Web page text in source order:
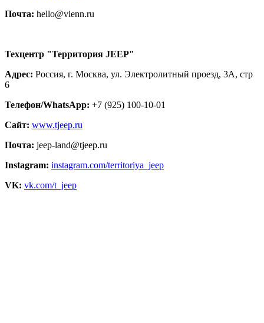
Почта: hello@vienn.ru
Техцентр "Территория JEEP"
Адрес: Россия, г. Москва, ул. Электролитный проезд, 3А, стр
6
Телефон/WhatsApp: +7 (925) 100-10-01
Сайт: www.tjeep.ru
Почта: jeep-land@tjeep.ru
Instagram: instagram.com/territoriya_jeep
VK: vk.com/t_jeep